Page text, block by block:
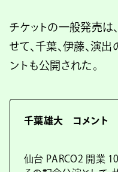
チケットの一般発売は
せて、千葉、伊藤、演
ントも公開された。
千葉雄大 コメント
仙台 PARCO2 開業